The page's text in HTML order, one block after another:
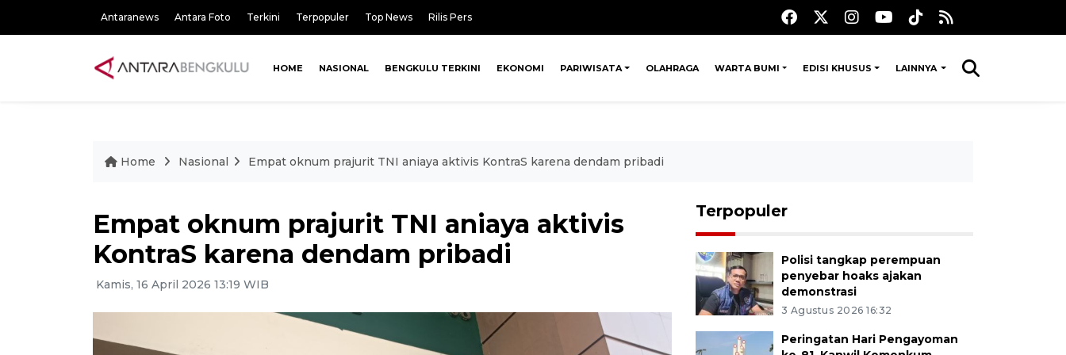
Antaranews Antara Foto Terkini Terpopuler Top News Rilis Pers
HOME NASIONAL BENGKULU TERKINI EKONOMI PARIWISATA OLAHRAGA WARTA BUMI EDISI KHUSUS LAINNYA
Home Nasional Empat oknum prajurit TNI aniaya aktivis KontraS karena dendam pribadi
Empat oknum prajurit TNI aniaya aktivis
KontraS karena dendam pribadi
Kamis, 16 April 2026 13:19 WIB
Terpopuler
Polisi tangkap perempuan
penyebar hoaks ajakan
demonstrasi
3 Agustus 2026 16:32
Peringatan Hari Pengayoman